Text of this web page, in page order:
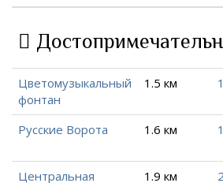
Цветомузыкальный
фонтан
1.5 км
Русские Ворота 1.6 км
Центральная
1.9 км